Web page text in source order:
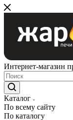
Интернет-магазин
Каталог
По всему сайту
По каталогу